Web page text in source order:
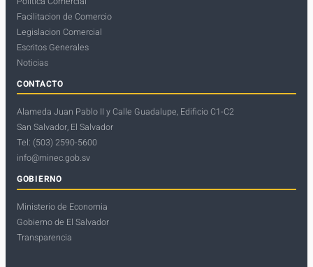
Facilitacion de Comercio
Legislacion Comercial
Escritos Generales
Noticias
CONTACTO
Alameda Juan Pablo II y Calle Guadalupe, Edificio C1-C2
San Salvador, El Salvador
Tel: (503) 2590-5600
info@minec.gob.sv
GOBIERNO
Ministerio de Economia
Gobierno de El Salvador
Transparencia